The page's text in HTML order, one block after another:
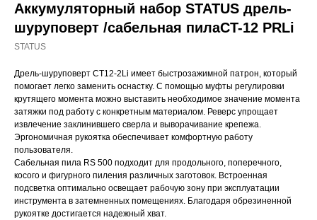
Аккумуляторный набор STATUS дрель-
шуруповерт /сабельная пилаCT-12 PRLi
STATUS
Дрель-шуруповерт CT12-2Li имеет быстрозажимной патрон, который
помогает легко заменить оснастку. С помощью муфты регулировки
крутящего момента можно выставить необходимое значение момента
затяжки под работу с конкретным материалом. Реверс упрощает
извлечение заклинившего сверла и выворачивание крепежа.
Эргономичная рукоятка обеспечивает комфортную работу
пользователя.
Сабельная пила RS 500 подходит для продольного, поперечного,
косого и фигурного пиления различных заготовок. Встроенная
подсветка оптимально освещает рабочую зону при эксплуатации
инструмента в затемненных помещениях. Благодаря обрезиненной
рукоятке достигается надежный хват.